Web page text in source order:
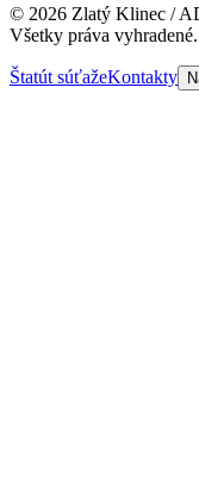
© 2026 Zlatý Klinec /
Všetky práva vyhradené.
Štatút súťažeKontakty